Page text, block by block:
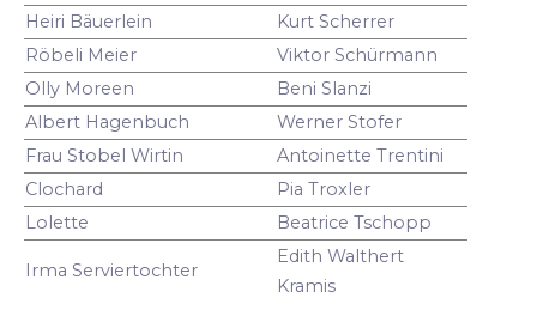
Heiri Bäuerlein
Kurt Scherrer
Röbeli Meier
Viktor Schürmann
Olly Moreen
Beni Slanzi
Albert Hagenbuch
Werner Stofer
Frau Stobel Wirtin
Antoinette Trentini
Clochard
Pia Troxler
Lolette
Beatrice Tschopp
Irma Serviertochter
Edith Walthert
Kramis